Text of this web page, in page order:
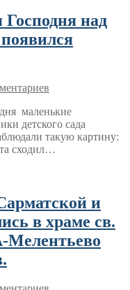
над
маленькие
детского сада
такую картину:
сходил…
и
в храме св.